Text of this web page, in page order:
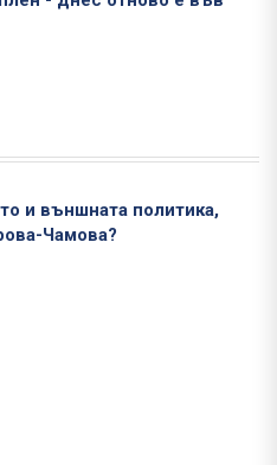
и външната политика,
Чамова?